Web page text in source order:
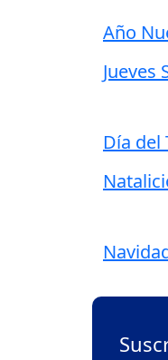
Año
Jueves
Día del